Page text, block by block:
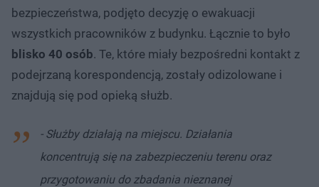
bezpieczeństwa, podjęto decyzję o ewakuacji
wszystkich pracowników z budynku. Łącznie to było
blisko 40 osób. Te, które miały bezpośredni kontakt z
podejrzaną korespondencją, zostały odizolowane i
znajdują się pod opieką służb.
- Służby działają na miejscu. Działania
koncentrują się na zabezpieczeniu terenu oraz
przygotowaniu do zbadania nieznanej